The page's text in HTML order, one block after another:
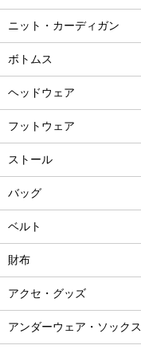
ニット・カーディガン
ボトムス
ヘッドウェア
フットウェア
ストール
バッグ
ベルト
財布
アクセ・グッズ
アンダーウェア・ソックス